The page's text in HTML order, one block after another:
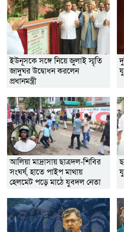
ইউনূসকে সঙ্গে নিয়ে জুলাই স্মৃতি
জাদুঘর উদ্বোধন করলেন
প্রধানমন্ত্রী
আলিয়া মাদ্রাসায় ছাত্রদল-শিবির
সংঘর্ষ, হাতে পাইপ মাথায়
হেলমেট পড়ে মাঠে যুবদল নেতা